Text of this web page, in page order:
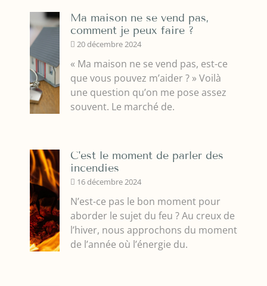
Ma maison ne se vend pas,
comment je peux faire ?
20 décembre 2024
« Ma maison ne se vend pas, est-ce
que vous pouvez m’aider ? » Voilà
une question qu’on me pose assez
souvent. Le marché de.
C'est le moment de parler des
incendies
16 décembre 2024
N’est-ce pas le bon moment pour
aborder le sujet du feu ? Au creux de
l’hiver, nous approchons du moment
de l’année où l’énergie du.